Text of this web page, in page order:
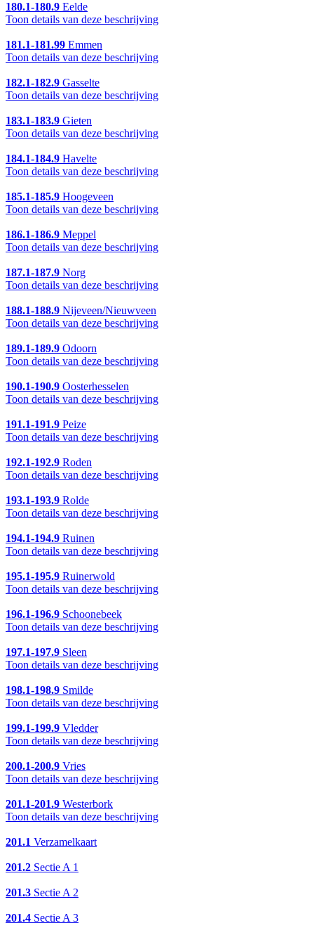
180.1-180.9 Eelde
Toon details van deze beschrijving
181.1-181.99 Emmen
Toon details van deze beschrijving
182.1-182.9 Gasselte
Toon details van deze beschrijving
183.1-183.9 Gieten
Toon details van deze beschrijving
184.1-184.9 Havelte
Toon details van deze beschrijving
185.1-185.9 Hoogeveen
Toon details van deze beschrijving
186.1-186.9 Meppel
Toon details van deze beschrijving
187.1-187.9 Norg
Toon details van deze beschrijving
188.1-188.9 Nijeveen/Nieuwveen
Toon details van deze beschrijving
189.1-189.9 Odoorn
Toon details van deze beschrijving
190.1-190.9 Oosterhesselen
Toon details van deze beschrijving
191.1-191.9 Peize
Toon details van deze beschrijving
192.1-192.9 Roden
Toon details van deze beschrijving
193.1-193.9 Rolde
Toon details van deze beschrijving
194.1-194.9 Ruinen
Toon details van deze beschrijving
195.1-195.9 Ruinerwold
Toon details van deze beschrijving
196.1-196.9 Schoonebeek
Toon details van deze beschrijving
197.1-197.9 Sleen
Toon details van deze beschrijving
198.1-198.9 Smilde
Toon details van deze beschrijving
199.1-199.9 Vledder
Toon details van deze beschrijving
200.1-200.9 Vries
Toon details van deze beschrijving
201.1-201.9 Westerbork
Toon details van deze beschrijving
201.1 Verzamelkaart
201.2 Sectie A 1
201.3 Sectie A 2
201.4 Sectie A 3